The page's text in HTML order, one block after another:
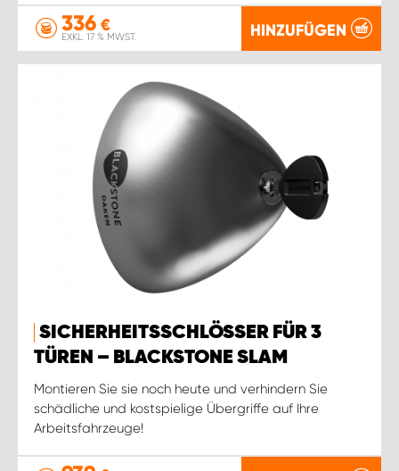
336 €
EXKL. 17 % MWST. HINZUFÜGEN
SICHERHEITSSCHLÖSSER FÜR 3
TÜREN – BLACKSTONE SLAM
Montieren Sie sie noch heute und verhindern Sie
schädliche und kostspielige Übergriffe auf Ihre
Arbeitsfahrzeuge!